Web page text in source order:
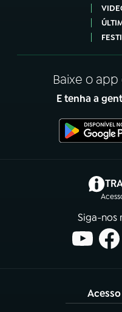
Baixe o
E tenha a
Siga-nos